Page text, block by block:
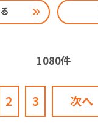
1080件
2 3 次へ